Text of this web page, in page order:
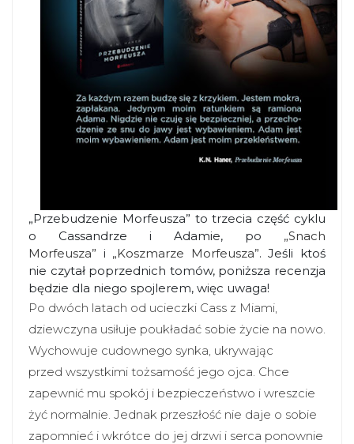
„Przebudzenie Morfeusza” to trzecia część cyklu
o Cassandrze i Adamie, po „Snach
Morfeusza” i „Koszmarze Morfeusza”. Jeśli ktoś
nie czytał poprzednich tomów, poniższa recenzja
będzie dla niego spojlerem, więc uwaga!
Po dwóch latach od ucieczki Cass z Miami,
dziewczyna usiłuje poukładać sobie życie na nowo.
Wychowuje cudownego synka, ukrywając
przed wszystkimi tożsamość jego ojca. Chce
zapewnić mu spokój i bezpieczeństwo i wreszcie
żyć normalnie. Jednak przeszłość nie daje o sobie
zapomnieć i wkrótce do jej drzwi i serca ponownie